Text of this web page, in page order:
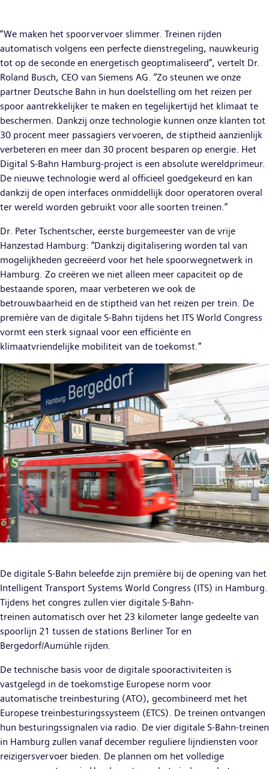
“We maken het spoorvervoer slimmer. Treinen rijden
automatisch volgens een perfecte dienstregeling, nauwkeurig
tot op de seconde en energetisch geoptimaliseerd”, vertelt Dr.
Roland Busch, CEO van Siemens AG. “Zo steunen we onze
partner Deutsche Bahn in hun doelstelling om het reizen per
spoor aantrekkelijker te maken en tegelijkertijd het klimaat te
beschermen. Dankzij onze technologie kunnen onze klanten tot
30 procent meer passagiers vervoeren, de stiptheid aanzienlijk
verbeteren en meer dan 30 procent besparen op energie. Het
Digital S-Bahn Hamburg-project is een absolute wereldprimeur.
De nieuwe technologie werd al officieel goedgekeurd en kan
dankzij de open interfaces onmiddellijk door operatoren overal
ter wereld worden gebruikt voor alle soorten treinen.”
Dr. Peter Tschentscher, eerste burgemeester van de vrije
Hanzestad Hamburg: “Dankzij digitalisering worden tal van
mogelijkheden gecreëerd voor het hele spoorwegnetwerk in
Hamburg. Zo creëren we niet alleen meer capaciteit op de
bestaande sporen, maar verbeteren we ook de
betrouwbaarheid en de stiptheid van het reizen per trein. De
première van de digitale S-Bahn tijdens het ITS World Congress
vormt een sterk signaal voor een efficiënte en
klimaatvriendelijke mobiliteit van de toekomst.”
De digitale S-Bahn beleefde zijn première bij de opening van het
Intelligent Transport Systems World Congress (ITS) in Hamburg.
Tijdens het congres zullen vier digitale S-Bahn-
treinen automatisch over het 23 kilometer lange gedeelte van
spoorlijn 21 tussen de stations Berliner Tor en
Bergedorf/Aumühle rijden.
De technische basis voor de digitale spooractiviteiten is
vastgelegd in de toekomstige Europese norm voor
automatische treinbesturing (ATO), gecombineerd met het
Europese treinbesturingssysteem (ETCS). De treinen ontvangen
hun besturingssignalen via radio. De vier digitale S-Bahn-treinen
in Hamburg zullen vanaf december reguliere lijndiensten voor
reizigersvervoer bieden. De plannen om het volledige